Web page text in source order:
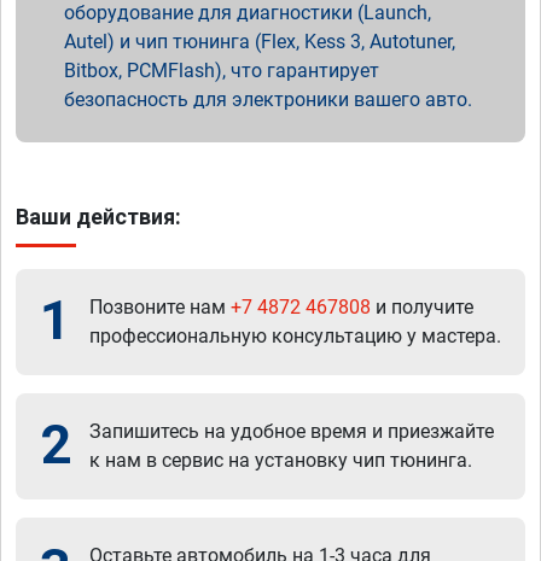
оборудование для диагностики (Launch,
Autel) и чип тюнинга (Flex, Kess 3, Autotuner,
Bitbox, PCMFlash), что гарантирует
безопасность для электроники вашего авто.
Ваши действия:
1 Позвоните нам +7 4872 467808 и получите
профессиональную консультацию у мастера.
2
Запишитесь на удобное время и приезжайте
к нам в сервис на установку чип тюнинга.
Оставьте автомобиль на 1-3 часа для